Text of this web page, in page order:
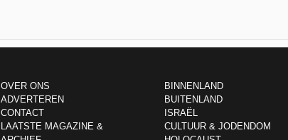
OVER ONS
ADVERTEREN
CONTACT
LAATSTE MAGAZINE &
BINNENLAND
BUITENLAND
ISRAËL
CULTUUR & JODENDOM